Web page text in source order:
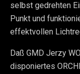
selbst gedrehten
Punkt und
effektvollen
Daß GMD Jerzy
disponiertes